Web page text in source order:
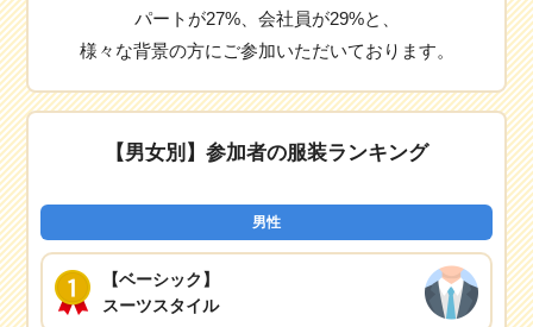
パートが27%、会社員が29%と、
様々な背景の方にご参加いただいております。
【男女別】参加者の服装ランキング
男性
【ベーシック】
スーツスタイル